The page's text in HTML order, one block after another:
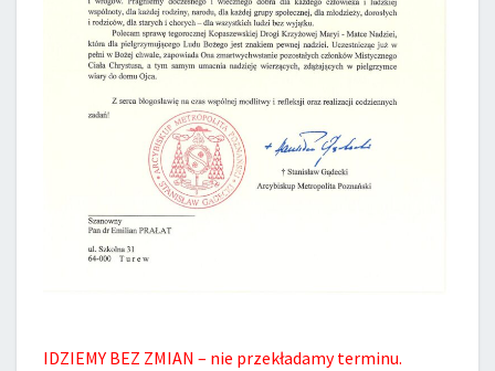
IDZIEMY BEZ ZMIAN – nie przekładamy terminu.